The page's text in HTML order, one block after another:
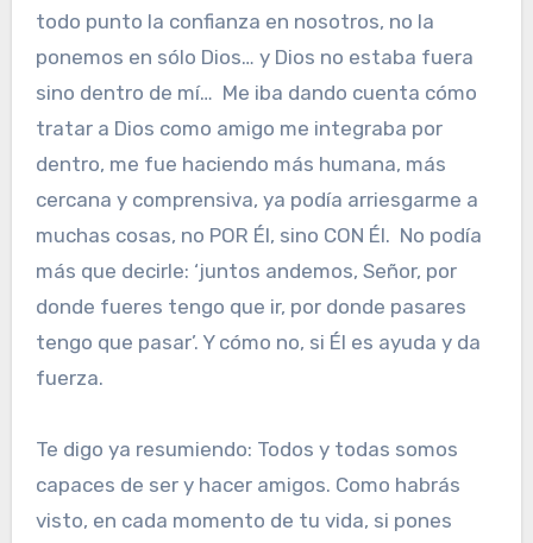
todo punto la confianza en nosotros, no la
ponemos en sólo Dios… y Dios no estaba fuera
sino dentro de mí… Me iba dando cuenta cómo
tratar a Dios como amigo me integraba por
dentro, me fue haciendo más humana, más
cercana y comprensiva, ya podía arriesgarme a
muchas cosas, no POR Él, sino CON Él. No podía
más que decirle: ‘juntos andemos, Señor, por
donde fueres tengo que ir, por donde pasares
tengo que pasar’. Y cómo no, si Él es ayuda y da
fuerza.
Te digo ya resumiendo: Todos y todas somos
capaces de ser y hacer amigos. Como habrás
visto, en cada momento de tu vida, si pones